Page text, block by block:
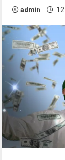
admin